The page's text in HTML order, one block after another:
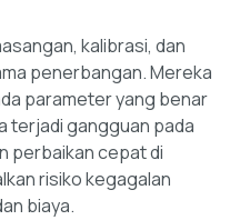
kalibrasi, dan
penerbangan. Mereka
parameter yang benar
terjadi gangguan pada
perbaikan cepat di
risiko kegagalan
biaya.